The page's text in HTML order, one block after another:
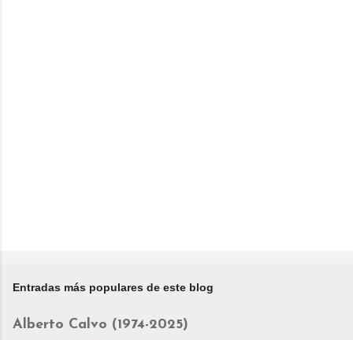
Entradas más populares de este blog
Alberto Calvo (1974-2025)